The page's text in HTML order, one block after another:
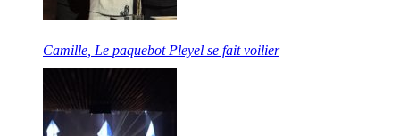
Camille, Le paquebot Pleyel se fait voilier